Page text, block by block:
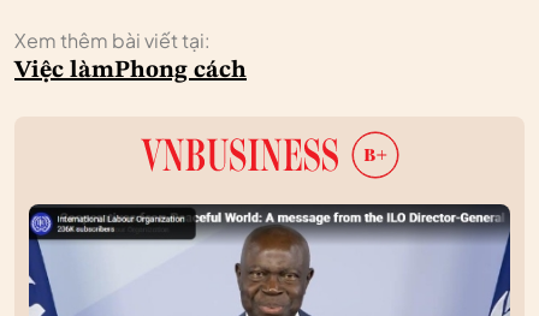
Xem thêm bài viết tại:
Việc làmPhong cách